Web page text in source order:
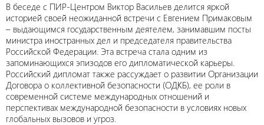
В беседе с ПИР-Центром Виктор Васильев делится яркой
историей своей неожиданной встречи с Евгением Примаковым
– выдающимся государственным деятелем, занимавшим посты
министра иностранных дел и председателя правительства
Российской Федерации. Эта встреча стала одним из
запоминающихся эпизодов его дипломатической карьеры.
Российский дипломат также рассуждает о развитии Организации
Договора о коллективной безопасности (ОДКБ), ее роли в
современной системе международных отношений и
перспективах международной безопасности в условиях новых
глобальных вызовов и угроз.